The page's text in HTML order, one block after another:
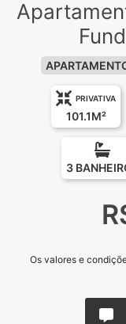
PRIVATIVA
101.1M²
3
Os valores e